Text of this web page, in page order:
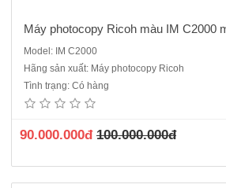
Máy photocopy Ricoh màu IM C2000
Model: IM C2000
Hãng sản xuất: Máy photocopy Ricoh
Tình trạng: Có hàng
90.000.000đ 100.000.000đ
màu – Quét màu mạng - Đảo mặt bản chụp –
sử dụng- Chức năng quản lý tình trạng máy